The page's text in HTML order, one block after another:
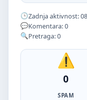
Zadnja aktivnost:
Komentara: 0
Pretraga: 0
0
SPAM